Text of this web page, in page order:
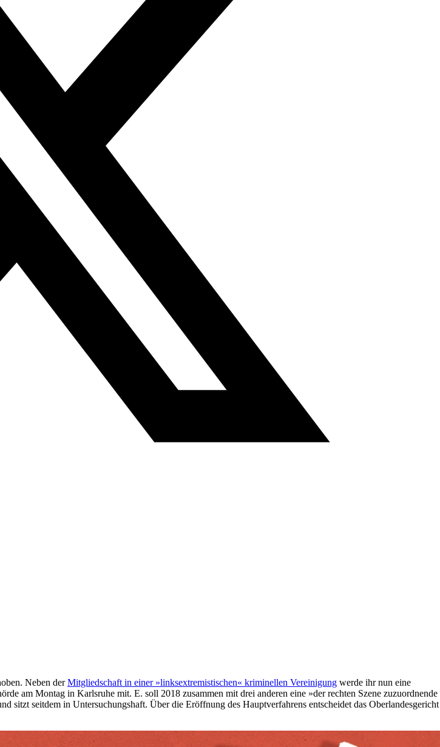
Neben derMitgliedschaft in einer »linksextremistischen« kriminellen Vereinigung werde ihr nun eine
am Montag in Karlsruhe mit. E. soll 2018 zusammen mit drei anderen eine »der rechten Szene zuzuordnende
seitdem in Untersuchungshaft. Über die Eröffnung des Hauptverfahrens entscheidet das Oberlandesgericht